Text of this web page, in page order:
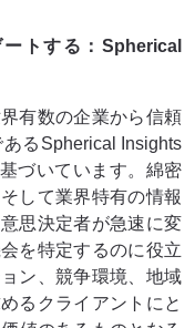
トする：Spherical
有数の企業から信頼
るSpherical Insights
づいています。綿密
して業界特有の情報
思決定者が急速に変
を特定するのに役立
ン、競争環境、地域
るクライアントにと